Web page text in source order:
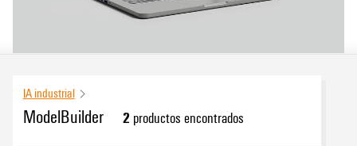
IA industrial
ModelBuilder 2 productos encontrados